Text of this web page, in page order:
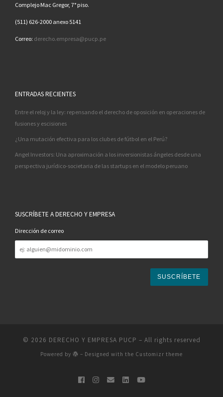
Complejo Mac Gregor, 7° piso.
(511) 626-2000 anexo 5141
Correo: derecho.empresa@pucp.pe
ENTRADAS RECIENTES
Entre el reloj y la ley: repensando el derecho de oposición en operaciones de
fusiones y escisiones
¿Una mutación efectiva para los clubes de fútbol en el Perú?
Angel Investors: Una aproximación a los inversionistas ángeles desde una
perspectiva jurídico-societaria de las startups en el modelo peruano
SUSCRÍBETE A DERECHO Y EMPRESA
Dirección de correo
de
correo
© 2026 DERECHO Y EMPRESA PUCP – All rights reserved
Powered by – Designed with the Customizr theme